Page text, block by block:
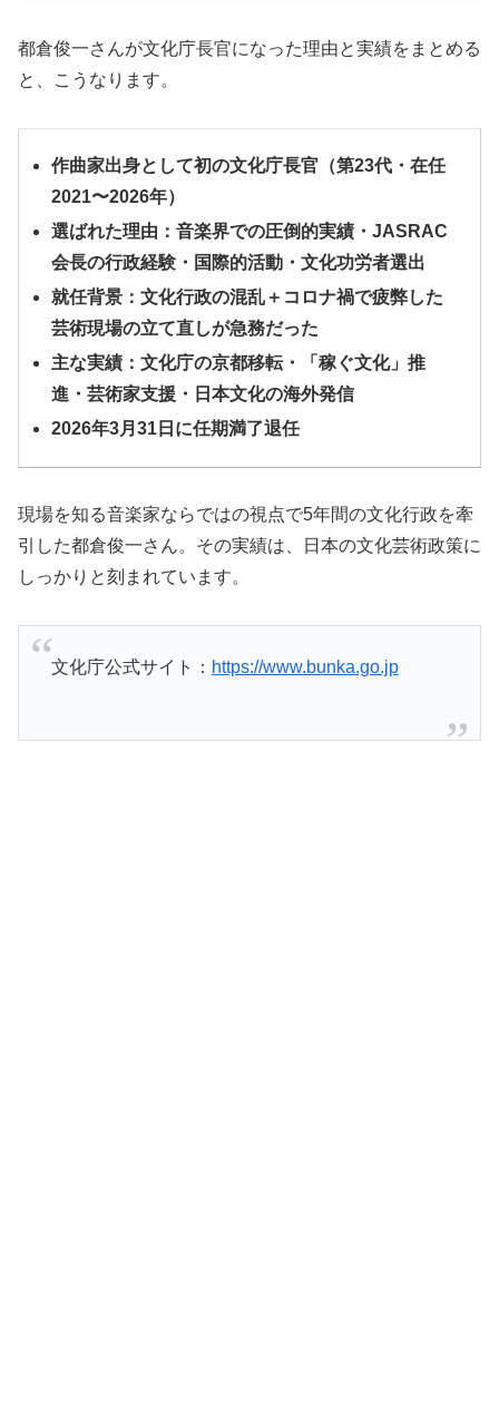
都倉俊一さんが文化庁長官になった理由と実績をまとめる
と、こうなります。
作曲家出身として初の文化庁長官（第23代・在任
2021〜2026年）
選ばれた理由：音楽界での圧倒的実績・JASRAC
会長の行政経験・国際的活動・文化功労者選出
就任背景：文化行政の混乱＋コロナ禍で疲弊した
芸術現場の立て直しが急務だった
主な実績：文化庁の京都移転・「稼ぐ文化」推
進・芸術家支援・日本文化の海外発信
2026年3月31日に任期満了退任
現場を知る音楽家ならではの視点で5年間の文化行政を牽
引した都倉俊一さん。その実績は、日本の文化芸術政策に
しっかりと刻まれています。
文化庁公式サイト： https://www.bunka.go.jp